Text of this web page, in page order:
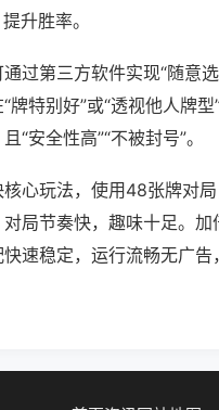
升胜率。
过第三方软件实现“随意选
特别好”或“透视他人牌
“安全性高”“不被封号”。
心玩法，使用48张牌对
局节奏快，趣味十足。
速稳定，运行流畅无广